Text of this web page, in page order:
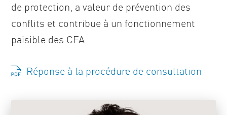
de protection, a valeur de prévention des
conflits et contribue à un fonctionnement
paisible des CFA.
Réponse à la procédure de consultation